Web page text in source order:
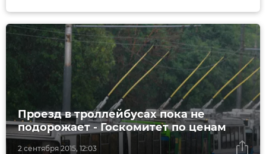
2 сентября 2015, 12:03
Проезд в троллейбусах пока не
подорожает - Госкомитет по ценам